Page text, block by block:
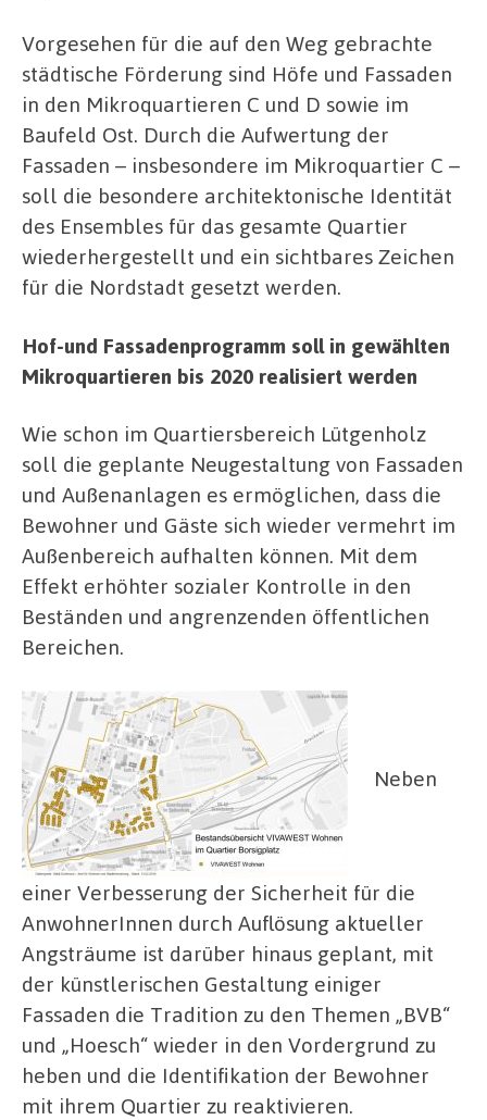
Vorgesehen für die auf den Weg gebrachte
städtische Förderung sind Höfe und Fassaden
in den Mikroquartieren C und D sowie im
Baufeld Ost. Durch die Aufwertung der
Fassaden – insbesondere im Mikroquartier C –
soll die besondere architektonische Identität
des Ensembles für das gesamte Quartier
wiederhergestellt und ein sichtbares Zeichen
für die Nordstadt gesetzt werden.
Hof-und Fassadenprogramm soll in gewählten
Mikroquartieren bis 2020 realisiert werden
Wie schon im Quartiersbereich Lütgenholz
soll die geplante Neugestaltung von Fassaden
und Außenanlagen es ermöglichen, dass die
Bewohner und Gäste sich wieder vermehrt im
Außenbereich aufhalten können. Mit dem
Effekt erhöhter sozialer Kontrolle in den
Beständen und angrenzenden öffentlichen
Bereichen.
Neben
einer Verbesserung der Sicherheit für die
AnwohnerInnen durch Auflösung aktueller
Angsträume ist darüber hinaus geplant, mit
der künstlerischen Gestaltung einiger
Fassaden die Tradition zu den Themen „BVB“
und „Hoesch“ wieder in den Vordergrund zu
heben und die Identifikation der Bewohner
mit ihrem Quartier zu reaktivieren.